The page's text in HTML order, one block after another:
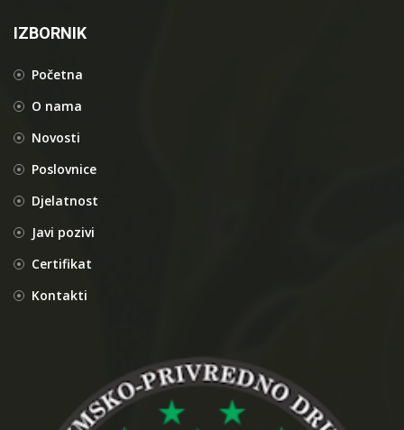
IZBORNIK
Početna
O nama
Novosti
Poslovnice
Djelatnost
Javi pozivi
Certifikat
Kontakti